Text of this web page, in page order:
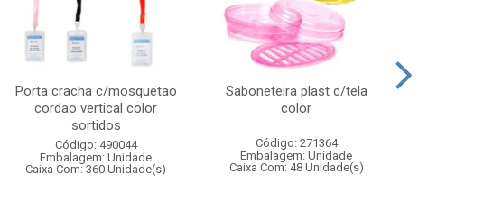
Porta cracha c/mosquetao
cordao vertical color
sortidos
Código: 490044
Embalagem: Unidade
Caixa Com: 360 Unidade(s)
Saboneteira plast c/tela
color
Código: 271364
Embalagem: Unidade
Caixa Com: 48 Unidade(s)